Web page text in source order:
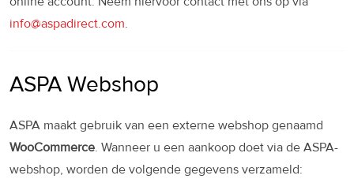
info@aspadirect.com.
ASPA Webshop
ASPA maakt gebruik van een externe webshop genaamd
WooCommerce. Wanneer u een aankoop doet via de ASPA-
webshop, worden de volgende gegevens verzameld: